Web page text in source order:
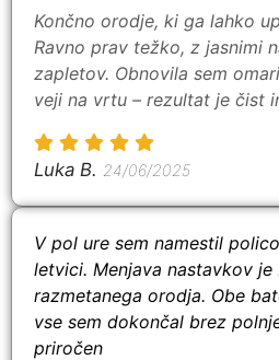
Končno orodje, ki ga lahko
Ravno prav težko, z jasnimi
zapletov. Obnovila sem
veji na vrtu – rezultat je čist
Luka B. 24/06/2025
V pol ure sem namestil
letvici. Menjava nastavkov
razmetanega orodja. Obe
vse sem dokončal brez
priročen